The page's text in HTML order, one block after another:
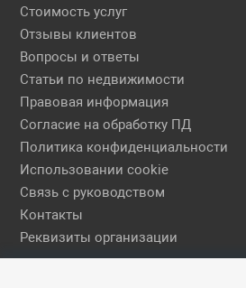
Стоимость услуг
Отзывы клиентов
Вопросы и ответы
Статьи по недвижимости
Правовая информация
Согласие на обработку ПД
Политика конфиденциальности
Использовании cookie
Связь с руководством
Контакты
Реквизиты организации